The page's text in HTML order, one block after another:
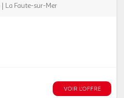
| La Faute-sur-Mer
VOIR L'OFFRE